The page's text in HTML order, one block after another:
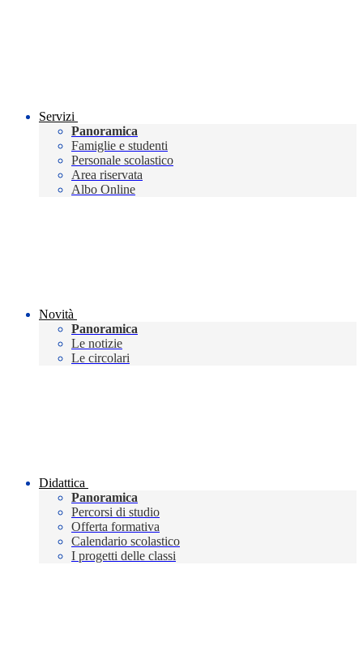
Servizi
Panoramica
Famiglie e studenti
Personale scolastico
Area riservata
Albo Online
Novità
Panoramica
Le notizie
Le circolari
Didattica
Panoramica
Percorsi di studio
Offerta formativa
Calendario scolastico
I progetti delle classi